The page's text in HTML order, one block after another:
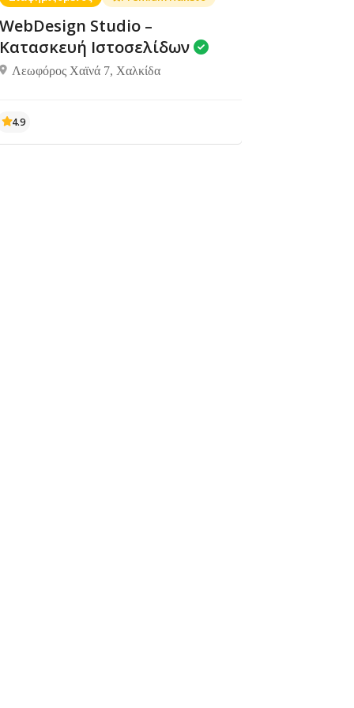
House
Αμάρυνθος
341 00
WebDesign Studio –
Κατασκευή Ιστοσελίδων
Λεωφόρος Χαϊνά 7, Χαλκίδα